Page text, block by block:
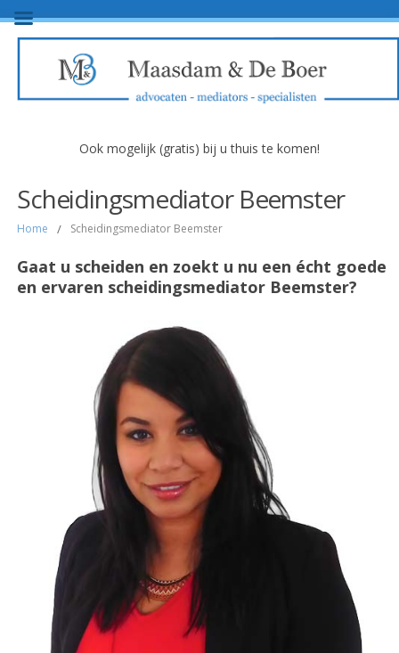
Ook mogelijk (gratis) bij u thuis te komen!
Scheidingsmediator Beemster
Home / Scheidingsmediator Beemster
Gaat u scheiden en zoekt u nu een écht goede
en ervaren scheidingsmediator Beemster?